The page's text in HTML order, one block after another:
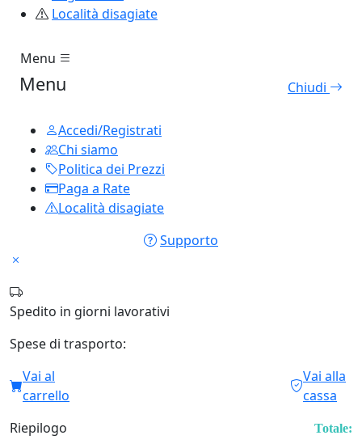
Località disagiate
Menu
Menu Chiudi
Accedi/Registrati
Chi siamo
Politica dei Prezzi
Paga a Rate
Località disagiate
Supporto
Spedito in giorni lavorativi
Spese di trasporto:
Vai al
carrello
Vai alla
cassa
Riepilogo
Totale: